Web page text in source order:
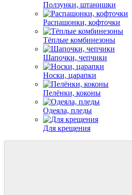
Ползунки, штанишки
Распашонки, кофточки
Тёплые комбинезоны
Шапочки, чепчики
Носки, царапки
Пелёнки, коконы
Одеяла, пледы
Для крещения